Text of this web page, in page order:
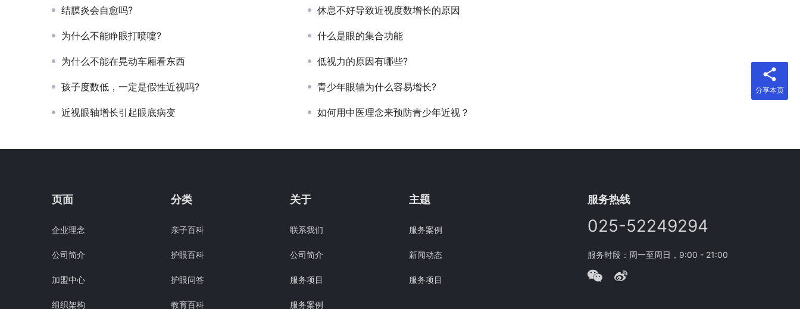
结膜炎会自愈吗? 休息不好导致近视度数增长的原因
为什么不能睁眼打喷嚏? 什么是眼的集合功能
为什么不能在晃动车厢看东西 低视力的原因有哪些?
孩子度数低，一定是假性近视吗? 青少年眼轴为什么容易增长?
近视眼轴增长引起眼底病变 如何用中医理念来预防青少年近视？
页面
企业理念
公司简介
加盟中心
组织架构
分类
亲子百科
护眼百科
护眼问答
教育百科
关于
联系我们
公司简介
服务项目
服务案例
主题
服务案例
新闻动态
服务项目
服务热线
025-52249294
服务时段：周一至周日，9:00 - 21:00
分享本页